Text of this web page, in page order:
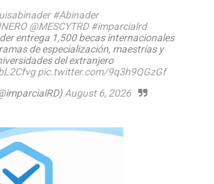
#Abinader
@MESCYTRD #imparcialrd
entrega 1,500 becas internacionales
de especialización, maestrías y
del extranjero
pic.twitter.com/9q3h9QGzGf
August 6, 2026